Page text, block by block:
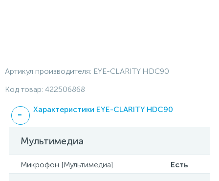
Артикул производителя: EYE-CLARITY HDC90
Код товар: 422506868
Характеристики EYE-CLARITY HDC90
Мультимедиа
Микрофон [Мультимедиа] Есть